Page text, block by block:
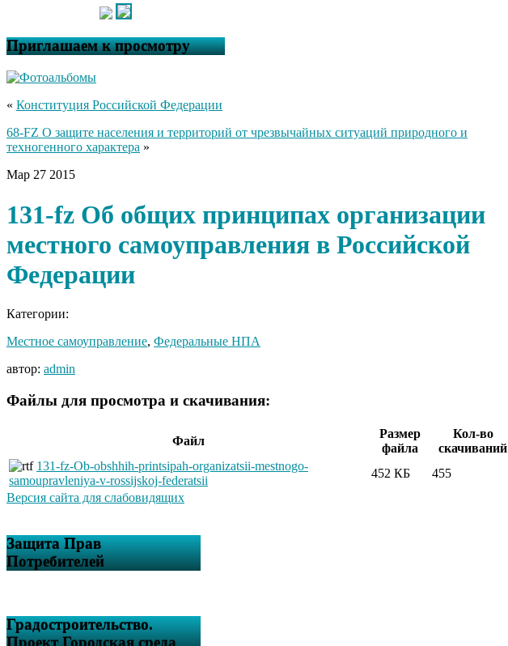
Приглашаем к просмотру
« Конституция Российской Федерации
68-FZ О защите населения и территорий от чрезвычайных ситуаций природного и
техногенного характера »
Мар 27 2015
131-fz Об общих принципах организации
местного самоуправления в Российской
Федерации
Категории:
Местное самоуправление, Федеральные НПА
автор: admin
Файлы для просмотра и скачивания:
Файл
Размер
файла
Кол-во
скачиваний
131-fz-Ob-obshhih-printsipah-organizatsii-mestnogo-
samoupravleniya-v-rossijskoj-federatsii
452 КБ
455
Версия сайта для слабовидящих
Защита Прав
Потребителей
Градостроительство.
Проект Городская среда